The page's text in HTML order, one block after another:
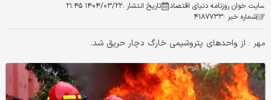
سایت خوان روزنامه دنیای اقتصاد تاریخ انتشار :۱۴۰۴/۰۳/۲۲ ۲۱:۴۵
شماره خبر :۴۱۸۷۷۳۳
مهر : از واحدهای پتروشیمی خارگ دچار حریق شد.